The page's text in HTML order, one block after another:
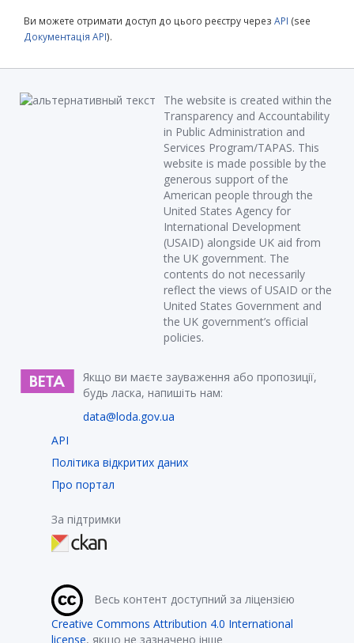
Ви можете отримати доступ до цього реєстру через API (see
Документація API).
The website is created within the
Transparency and Accountability
in Public Administration and
Services Program/TAPAS. This
website is made possible by the
generous support of the
American people through the
United States Agency for
International Development
(USAID) alongside UK aid from
the UK government. The
contents do not necessarily
reflect the views of USAID or the
United States Government and
the UK government’s official
policies.
Якщо ви маєте зауваження або пропозиції,
будь ласка, напишіть нам:
data@loda.gov.ua
API
Політика відкритих даних
Про портал
За підтримки
Весь контент доступний за ліцензією
Creative Commons Attribution 4.0 International
license, якщо не зазначено інше